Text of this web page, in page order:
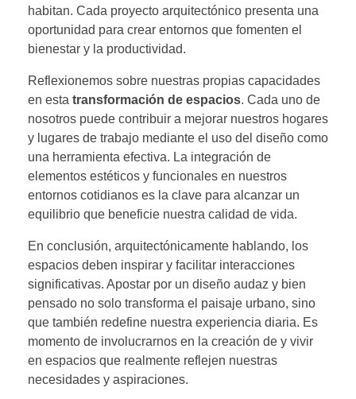
habitan. Cada proyecto arquitectónico presenta una
oportunidad para crear entornos que fomenten el
bienestar y la productividad.
Reflexionemos sobre nuestras propias capacidades
en esta transformación de espacios. Cada uno de
nosotros puede contribuir a mejorar nuestros hogares
y lugares de trabajo mediante el uso del diseño como
una herramienta efectiva. La integración de
elementos estéticos y funcionales en nuestros
entornos cotidianos es la clave para alcanzar un
equilibrio que beneficie nuestra calidad de vida.
En conclusión, arquitectónicamente hablando, los
espacios deben inspirar y facilitar interacciones
significativas. Apostar por un diseño audaz y bien
pensado no solo transforma el paisaje urbano, sino
que también redefine nuestra experiencia diaria. Es
momento de involucrarnos en la creación de y vivir
en espacios que realmente reflejen nuestras
necesidades y aspiraciones.